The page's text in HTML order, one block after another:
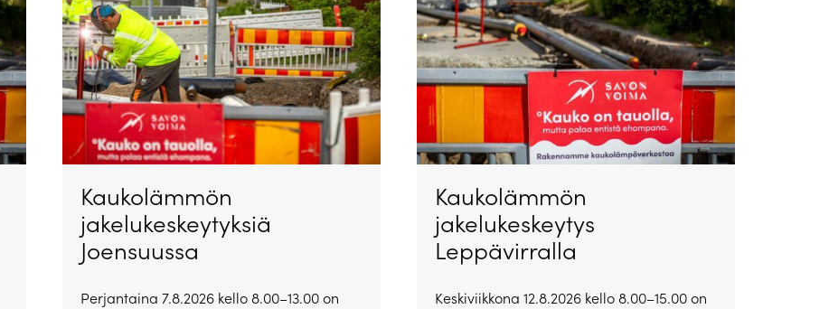
Kaukolämmön
jakelukeskeytyksiä
Joensuussa
Perjantaina 7.8.2026 kello 8.00–13.00 on
Kaukolämmön
jakelukeskeytys
Leppävirralla
Keskiviikkona 12.8.2026 kello 8.00–15.00 on